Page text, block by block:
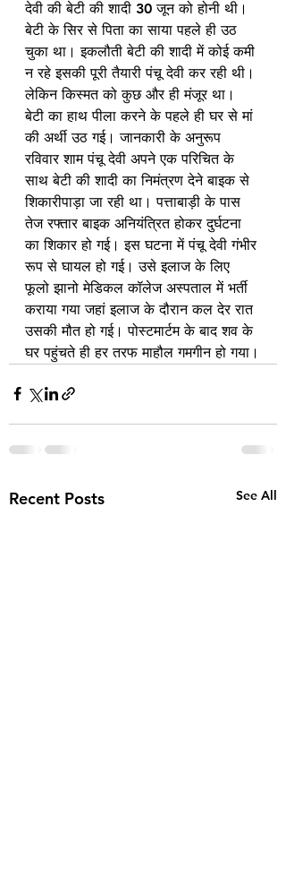
देवी की बेटी की शादी 30 जून को होनी थी।
बेटी के सिर से पिता का साया पहले ही उठ
चुका था। इकलौती बेटी की शादी में कोई कमी
न रहे इसकी पूरी तैयारी पंचू देवी कर रही थी।
लेकिन किस्मत को कुछ और ही मंजूर था।
बेटी का हाथ पीला करने के पहले ही घर से मां
की अर्थी उठ गई। जानकारी के अनुरूप
रविवार शाम पंचू देवी अपने एक परिचित के
साथ बेटी की शादी का निमंत्रण देने बाइक से
शिकारीपाड़ा जा रही था। पत्ताबाड़ी के पास
तेज रफ्तार बाइक अनियंत्रित होकर दुर्घटना
का शिकार हो गई। इस घटना में पंचू देवी गंभीर
रूप से घायल हो गई। उसे इलाज के लिए
फूलो झानो मेडिकल कॉलेज अस्पताल में भर्ती
कराया गया जहां इलाज के दौरान कल देर रात
उसकी मौत हो गई। पोस्टमार्टम के बाद शव के
घर पहुंचते ही हर तरफ माहौल गमगीन हो गया।
Recent Posts See All